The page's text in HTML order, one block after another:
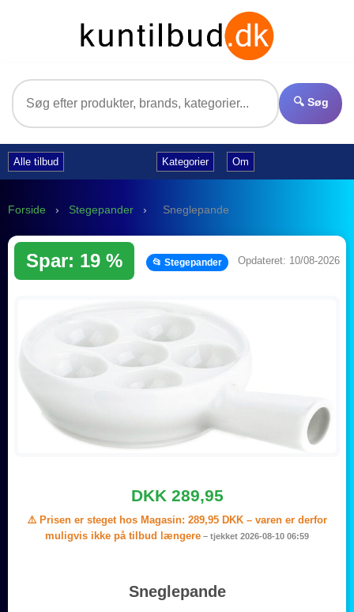
🔍 Søg
Alle tilbud Kategorier Om
Forside › Stegepander › Sneglepande
Spar: 19 % 📂 Stegepander Opdateret: 10/08-2026
DKK 289,95
⚠️ Prisen er steget hos Magasin: 289,95 DKK – varen er derfor
muligvis ikke på tilbud længere – tjekket 2026-08-10 06:59
Sneglepande